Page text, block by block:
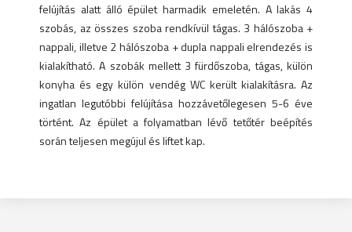
felújítás alatt álló épület harmadik emeletén. A lakás 4
szobás, az összes szoba rendkívül tágas. 3 hálószoba +
nappali, illetve 2 hálószoba + dupla nappali elrendezés is
kialakítható. A szobák mellett 3 fürdőszoba, tágas, külön
konyha és egy külön vendég WC került kialakításra. Az
ingatlan legutóbbi felújítása hozzávetőlegesen 5-6 éve
történt. Az épület a folyamatban lévő tetőtér beépítés
során teljesen megújul és liftet kap.